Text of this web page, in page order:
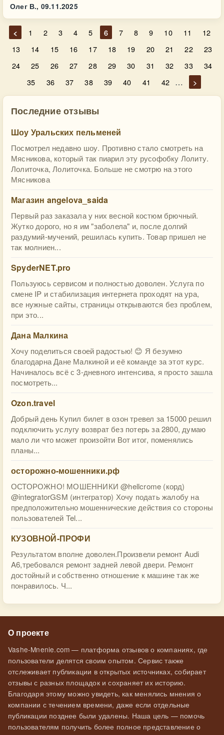
Олег В., 09.11.2025
< 1 2 3 4 5 6 7 8 9 10 11
12
13
14 15 16 17 18 19 20 21 22
23
24
25 26 27 28 29 30 31 32 33
34
35
36 37 38 39 40 41 42 … >
Последние отзывы
Шоу Уральских пельменей
Посмотрел недавно шоу. Противно стало смотреть на
Мясникова, который так пиарил эту русофобку Лолиту.
Лолиточка, Лолиточка. Больше не смотрю на этого
Мясникова
Магазин angelova_saida
Первый раз заказала у них весной костюм брючный.
Жутко дорого, но я им "заболела" и, после долгий
раздумий-мучений, решилась купить. Товар пришел не
так молниен...
SpyderNET.pro
Пользуюсь сервисом и полностью доволен. Услуга по
смене IP и стабилизация интернета проходят на ура,
все нужные сайты, страницы открываются без проблем,
при это...
Дана Малкина
Хочу поделиться своей радостью! 😊 Я безумно
благодарна Дане Малкиной и её команде за этот курс.
Начиналось всё с 3-дневного интенсива, я просто зашла
посмотреть...
Ozon.travel
Добрый день Купил билет в озон тревел за 15000 решил
подключить услугу возврат без потерь за 2800, думаю
мало ли что может произойти Вот итог, поменялись
планы...
осторожно-мошенники.рф
ОСТОРОЖНО! МОШЕННИКИ @hellcrome (корд)
@integratorGSM (интегратор) Хочу подать жалобу на
предположительно мошеннические действия со стороны
пользователей Tel...
КУЗОВНОЙ-ПРОФИ
Результатом вполне доволен.Произвели ремонт Audi
A6,требовался ремонт задней левой двери. Ремонт
достойный и собственно отношение к машине так же
понравилось. Ч...
О проекте
Vashe-Mnenie.com — платформа отзывов о компаниях, где
пользователи делятся своим опытом. Сервис также
отслеживает публикации в открытых источниках, собирает
отзывы с разных площадок и сохраняет их историю.
Благодаря этому можно увидеть, как менялись мнения о
компании с течением времени, даже если отдельные
публикации позднее были удалены. Наша цель — помочь
пользователям получить более полное представление о